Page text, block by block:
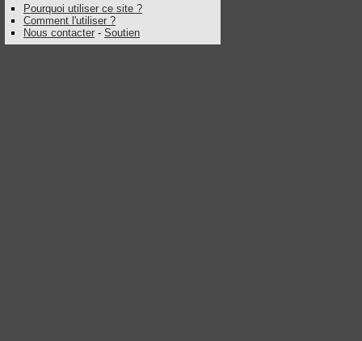
Pourquoi utiliser ce site ?
Comment l'utiliser ?
Nous contacter - Soutien